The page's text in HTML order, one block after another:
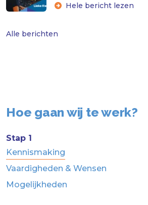
Hele bericht lezen
Alle berichten
Hoe gaan wij te werk?
Stap 1
Kennismaking
Vaardigheden & Wensen
Mogelijkheden